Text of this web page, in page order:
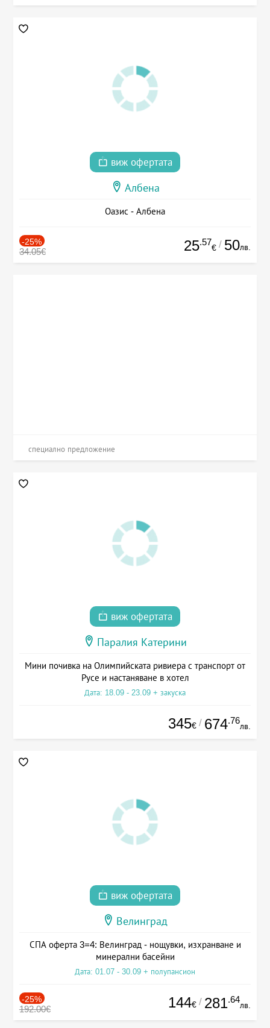
виж офертата
Албена
Оазис - Албена
-25%
34.05€ 25.57
€ / 50лв.
специално предложение
виж офертата
Паралия Катерини
Мини почивка на Олимпийската ривиера с транспорт от
Русе и настаняване в хотел
Дата: 18.09 - 23.09 + закуска
345€ / 674.76
лв.
виж офертата
Велинград
СПА оферта 3=4: Велинград - нощувки, изхранване и
минерални басейни
Дата: 01.07 - 30.09 + полупансион
-25%
192.00€ 144€ / 281.64
лв.